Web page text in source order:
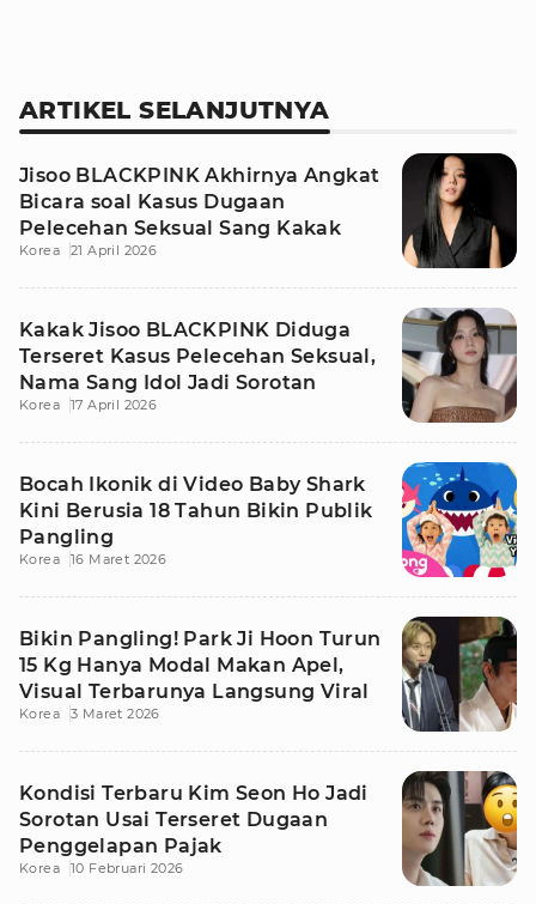
ARTIKEL SELANJUTNYA
Jisoo BLACKPINK Akhirnya Angkat
Bicara soal Kasus Dugaan
Pelecehan Seksual Sang Kakak
Korea 21 April 2026
Kakak Jisoo BLACKPINK Diduga
Terseret Kasus Pelecehan Seksual,
Nama Sang Idol Jadi Sorotan
Korea 17 April 2026
Bocah Ikonik di Video Baby Shark
Kini Berusia 18 Tahun Bikin Publik
Pangling
Korea 16 Maret 2026
Bikin Pangling! Park Ji Hoon Turun
15 Kg Hanya Modal Makan Apel,
Visual Terbarunya Langsung Viral
Korea 3 Maret 2026
Kondisi Terbaru Kim Seon Ho Jadi
Sorotan Usai Terseret Dugaan
Penggelapan Pajak
Korea 10 Februari 2026